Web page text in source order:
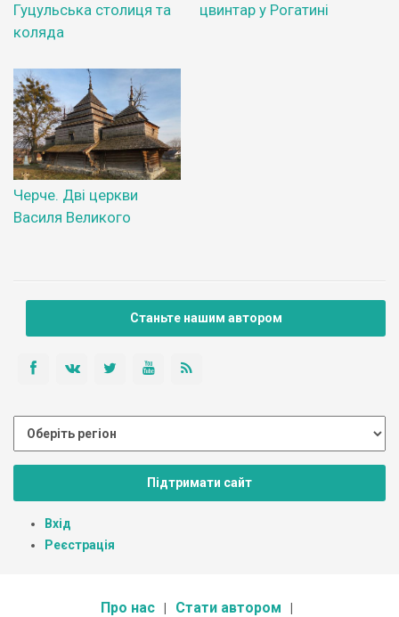
Гуцульська столиця та
коляда
цвинтар у Рогатині
Черче. Дві церкви
Василя Великого
Станьте нашим автором
Підтримати сайт
Вхід
Реєстрація
Про нас Стати автором